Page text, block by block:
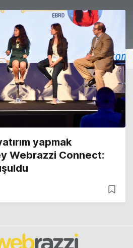
yapmak
Webrazzi Connect: